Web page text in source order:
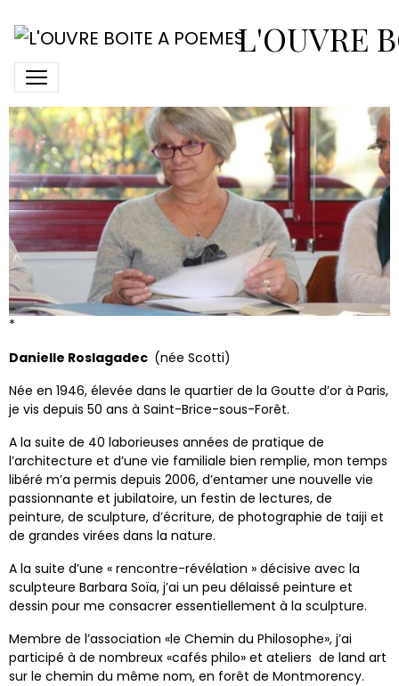
L'OUVRE
Danielle Roslagadec
*
Danielle Roslagadec (née Scotti)
Née en 1946, élevée dans le quartier de la Goutte d’or à Paris,
je vis depuis 50 ans à Saint-Brice-sous-Forêt.
A la suite de 40 laborieuses années de pratique de
l’architecture et d’une vie familiale bien remplie, mon temps
libéré m’a permis depuis 2006, d’entamer une nouvelle vie
passionnante et jubilatoire, un festin de lectures, de
peinture, de sculpture, d’écriture, de photographie de taiji et
de grandes virées dans la nature.
A la suite d’une « rencontre-révélation » décisive avec la
sculpteure Barbara Soïa, j’ai un peu délaissé peinture et
dessin pour me consacrer essentiellement à la sculpture.
Membre de l’association «le Chemin du Philosophe», j’ai
participé à de nombreux «cafés philo» et ateliers de land art
sur le chemin du même nom, en forêt de Montmorency.